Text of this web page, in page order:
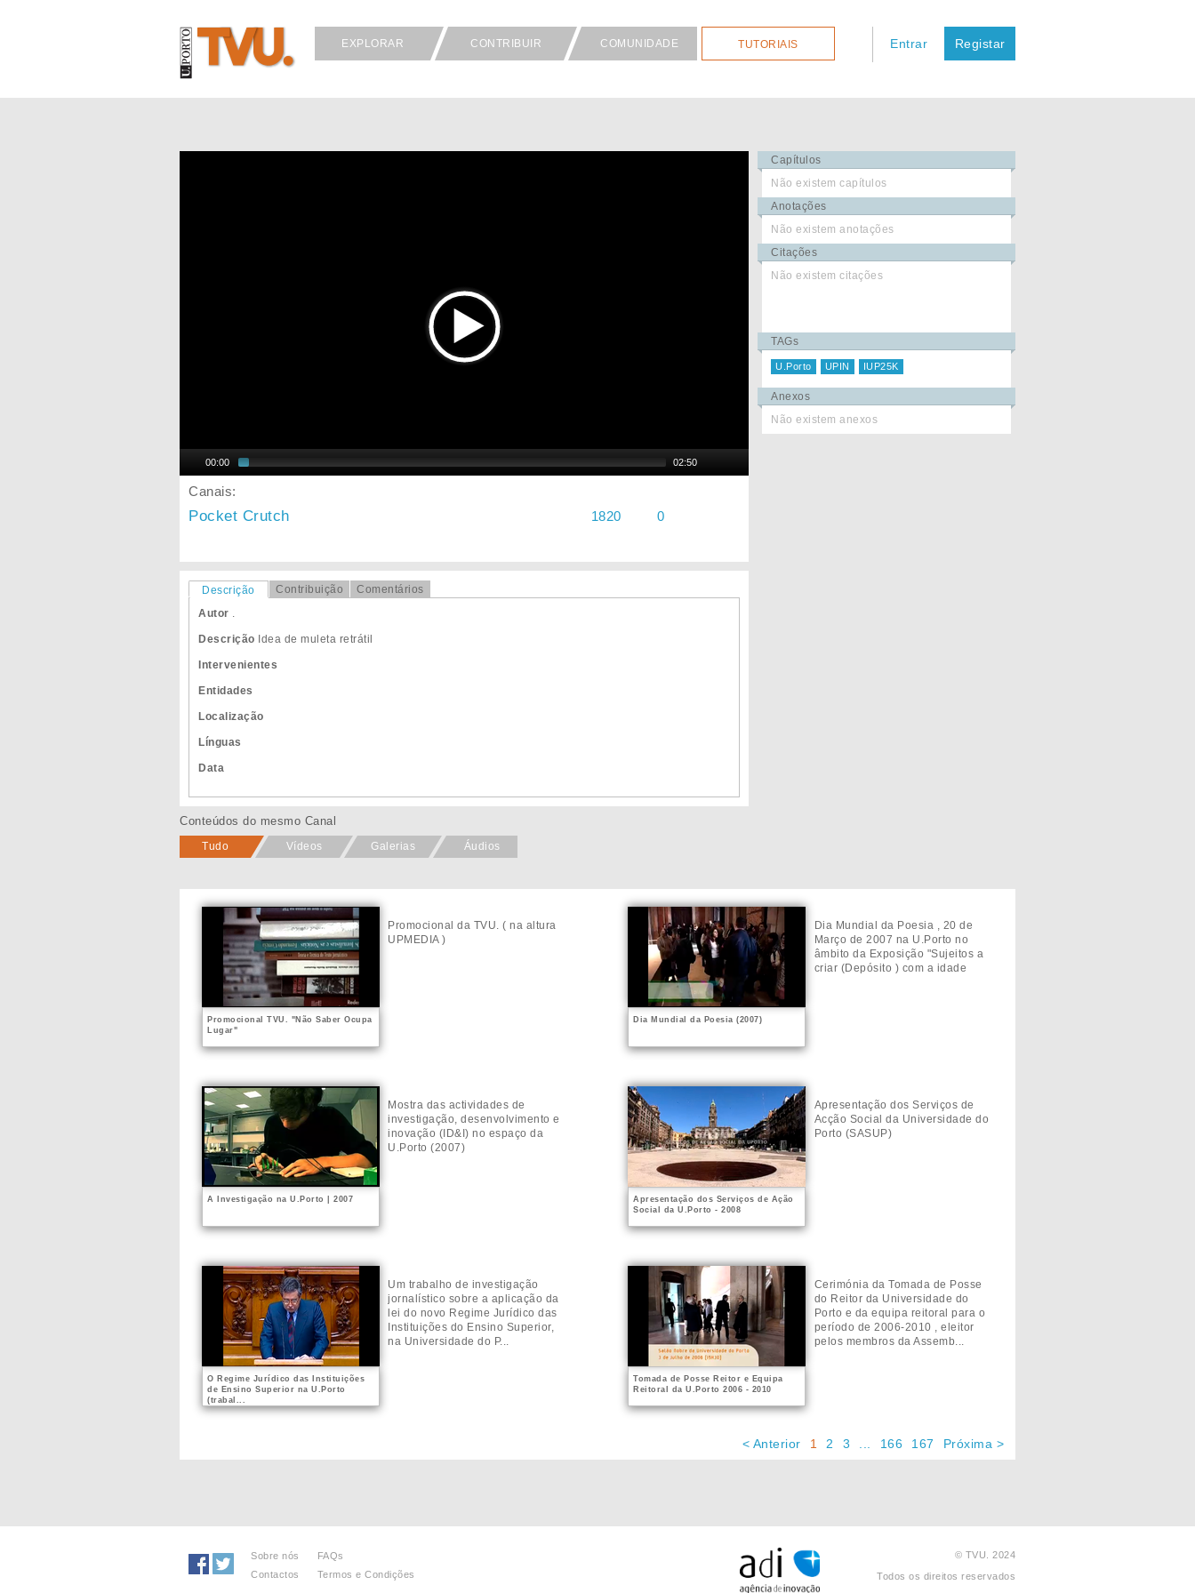
EXPLORAR CONTRIBUIR COMUNIDADE TUTORIAIS Entrar Registar
00:00 02:50
Canais:
Pocket Crutch 1820 0
Descrição Contribuição
Comentários
Autor
Descrição Idea de muleta retrátil
Intervenientes
Entidades
Localização
Línguas
Data
Capítulos
Não existem capítulos
Anotações
Não existem anotações
Citações
Não existem citações
TAGs
U.Porto UPIN IUP25K
Anexos
Não existem anexos
Conteúdos do mesmo Canal
Tudo Vídeos Galerias Áudios
Promocional TVU. "Não Saber Ocupa
Lugar"
Promocional da TVU. ( na altura
UPMEDIA )
Dia Mundial da Poesia (2007)
Dia Mundial da Poesia , 20 de
Março de 2007 na U.Porto no
âmbito da Exposição "Sujeitos a
criar (Depósito ) com a idade
A Investigação na U.Porto | 2007
Mostra das actividades de
investigação, desenvolvimento e
inovação (ID&I) no espaço da
U.Porto (2007)
Apresentação dos Serviços de Ação
Social da U.Porto - 2008
Apresentação dos Serviços de
Acção Social da Universidade do
Porto (SASUP)
O Regime Jurídico das Instituições
de Ensino Superior na U.Porto
(trabal...
Um trabalho de investigação
jornalístico sobre a aplicação da
lei do novo Regime Jurídico das
Instituições do Ensino Superior,
na Universidade do P...
Tomada de Posse Reitor e Equipa
Reitoral da U.Porto 2006 - 2010
Cerimónia da Tomada de Posse
do Reitor da Universidade do
Porto e da equipa reitoral para o
período de 2006-2010 , eleitor
pelos membros da Assemb...
< Anterior 1 2 3 166 167 Próxima >
Sobre nós
Contactos
FAQs
Termos e Condições
© TVU. 2024
Todos os direitos reservados